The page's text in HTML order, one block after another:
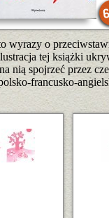
wyrazy o
tej książki
nią spojrzeć przez
francusko-